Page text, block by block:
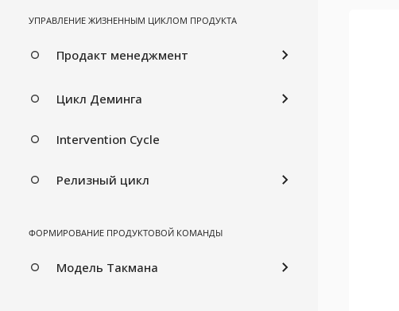
УПРАВЛЕНИЕ ЖИЗНЕННЫМ ЦИКЛОМ ПРОДУКТА
Продакт менеджмент
Цикл Деминга
Intervention Cycle
Релизный цикл
ФОРМИРОВАНИЕ ПРОДУКТОВОЙ КОМАНДЫ
Модель Такмана